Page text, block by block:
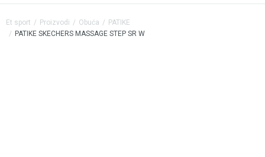
Et sport Proizvodi Obuća
PATIKE
PATIKE SKECHERS MASSAGE STEP SR W